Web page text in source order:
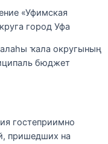
«Уфимская
город Уфа
ҡала округының
бюджет
гостеприимно
пришедших на